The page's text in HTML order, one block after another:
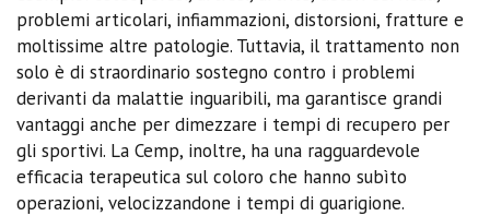
problemi articolari, infiammazioni, distorsioni, fratture e
moltissime altre patologie. Tuttavia, il trattamento non
solo è di straordinario sostegno contro i problemi
derivanti da malattie inguaribili, ma garantisce grandi
vantaggi anche per dimezzare i tempi di recupero per
gli sportivi. La Cemp, inoltre, ha una ragguardevole
efficacia terapeutica sul coloro che hanno subìto
operazioni, velocizzandone i tempi di guarigione.